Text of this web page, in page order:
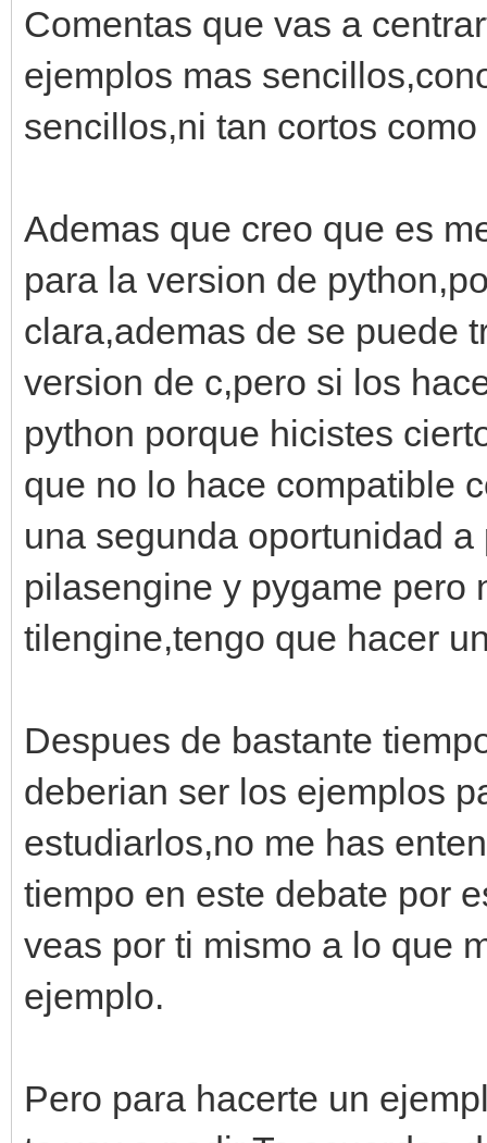
Comentas que vas a
ejemplos mas
sencillos,ni tan cortos
Ademas que creo que es
para la version de
clara,ademas de se puede
version de c,pero si los
python porque hicistes
que no lo hace compatible
una segunda oportunidad
pilasengine y pygame pero
tilengine,tengo que hacer
Despues de bastante
deberian ser los ejemplos
estudiarlos,no me has
tiempo en este debate por
veas por ti mismo a lo que
ejemplo.
Pero para hacerte un